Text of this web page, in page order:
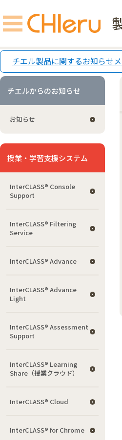
チエル製品に関するお知らせ
チエルからのお知らせ
お知らせ
授業・学習支援システム
InterCLASS®︎ Console
Support
InterCLASS®︎ Filtering
Service
InterCLASS® Advance
InterCLASS® Advance
Light
InterCLASS®︎ Assessment
Support
InterCLASS® Learning
Share（授業クラウド）
InterCLASS® Cloud
InterCLASS®︎ for Chrome